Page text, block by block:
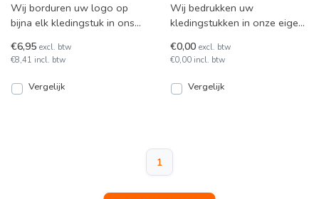
Wij borduren uw logo op
bijna elk kledingstuk in ons
in dezelfde a
€6,95 excl. btw
€8,41 incl. btw
Vergelijk
Wij bedrukken uw
kledingstukken in onze eigen
€0,00 excl. btw
€0,00 incl. btw
Vergelijk
1